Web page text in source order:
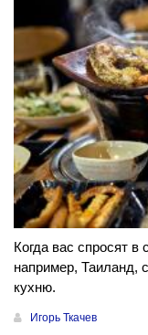
Когда вас спросят
например, Таиланд,
кухню.
Игорь Ткачев